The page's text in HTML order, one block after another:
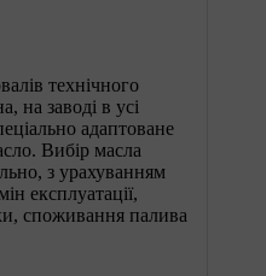
технічного
на заводі в усі
адаптоване
Вибір масла
з урахуванням
експлуатації,
споживання палива